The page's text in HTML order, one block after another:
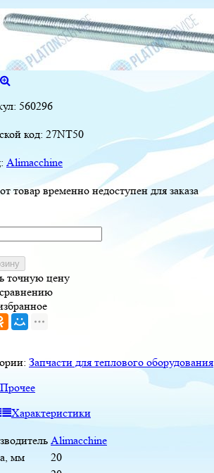
560296
код: 27NT50
Alimacchine
товар временно недоступен для заказа
точную цену
Запчасти для теплового оборудования
Прочее
Характеристики
Alimacchine
мм
20